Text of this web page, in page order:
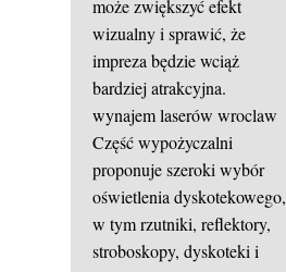
może zwiększyć efekt
wizualny i sprawić, że
impreza będzie wciąż
bardziej atrakcyjna.
wynajem laserów wroclaw
Część wypożyczalni
proponuje szeroki wybór
oświetlenia dyskotekowego,
w tym rzutniki, reflektory,
stroboskopy, dyskoteki i